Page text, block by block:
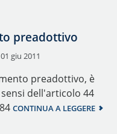
preadottivo
01 giu 2011
preadottivo, è
dell'articolo 44
CONTINUA A LEGGERE